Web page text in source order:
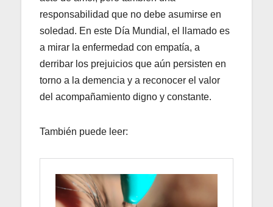
responsabilidad que no debe asumirse en
soledad. En este Día Mundial, el llamado es
a mirar la enfermedad con empatía, a
derribar los prejuicios que aún persisten en
torno a la demencia y a reconocer el valor
del acompañamiento digno y constante.
También puede leer: